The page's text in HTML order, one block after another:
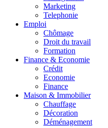
Marketing
Telephonie
Emploi
Chômage
Droit du travail
Formation
Finance & Economie
Crédit
Economie
Finance
Maison & Immobilier
Chauffage
Décoration
Déménagement